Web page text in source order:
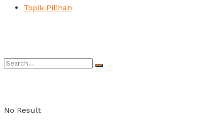
Topik Pilihan
No Result